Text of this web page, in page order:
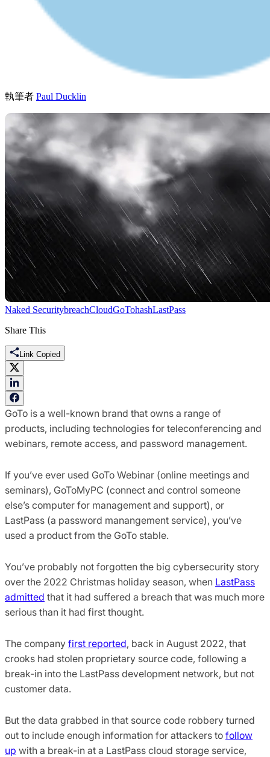
執筆者 Paul Ducklin
Naked SecuritybreachCloudGoTohashLastPass
Share This
Link Copied
GoTo is a well-known brand that owns a range of
products, including technologies for teleconferencing and
webinars, remote access, and password management.
If you’ve ever used GoTo Webinar (online meetings and
seminars), GoToMyPC (connect and control someone
else’s computer for management and support), or
LastPass (a password manangement service), you’ve
used a product from the GoTo stable.
You’ve probably not forgotten the big cybersecurity story
over the 2022 Christmas holiday season, when LastPass
admitted that it had suffered a breach that was much more
serious than it had first thought.
The company first reported, back in August 2022, that
crooks had stolen proprietary source code, following a
break-in into the LastPass development network, but not
customer data.
But the data grabbed in that source code robbery turned
out to include enough information for attackers to follow
up with a break-in at a LastPass cloud storage service,